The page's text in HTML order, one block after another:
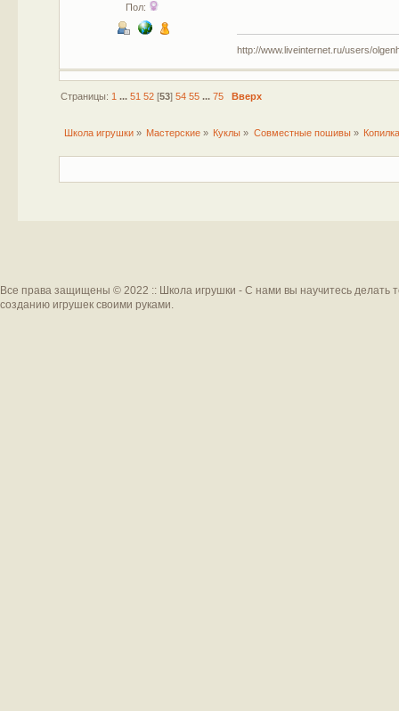
Пол:
http://www.liveinternet.ru/users/
Страницы: 1 ... 51 52[53] 54 55 ... 75 Вверх
Школа игрушки» Мастерские » Куклы » Совместные пошивы»
Все права защищены © 2022 :: Школа игрушки - С нами вы научитесь делать
созданию игрушек своими руками.